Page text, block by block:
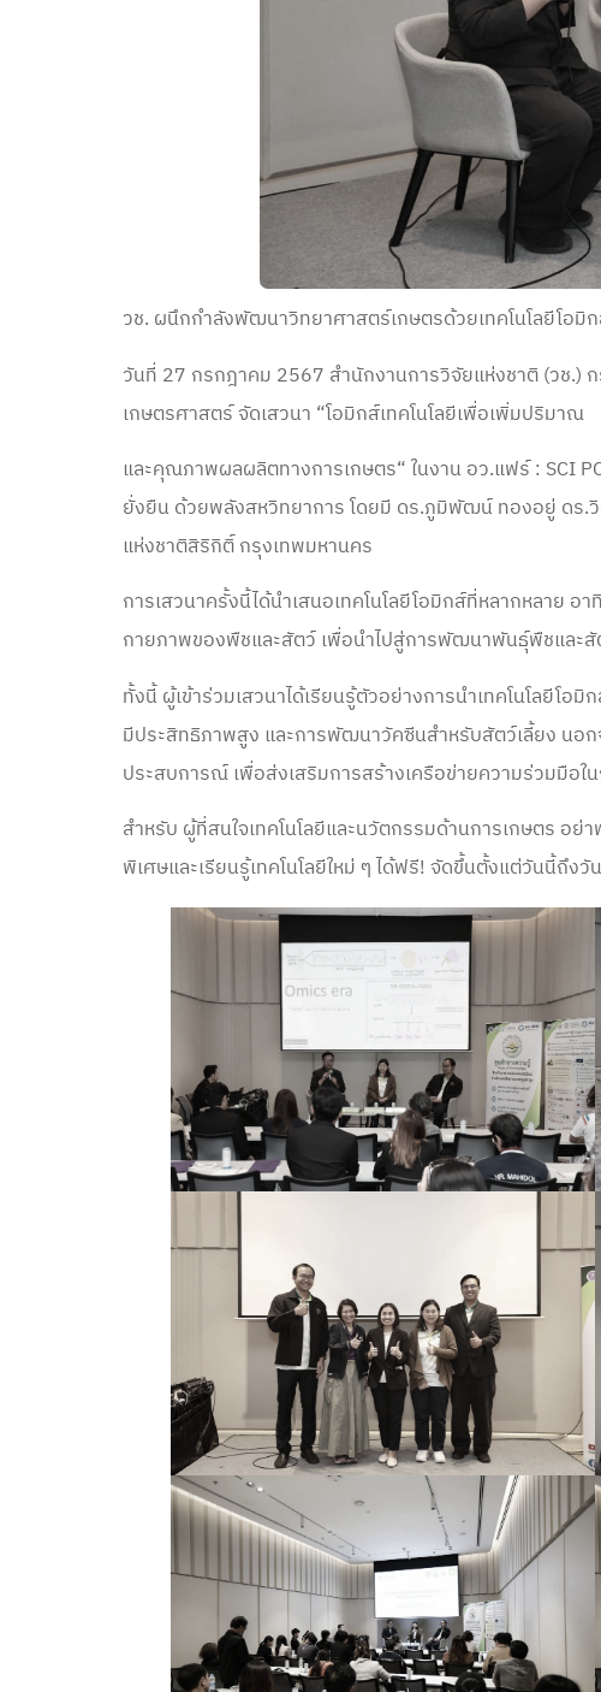
วช. ผนึกกำลังพัฒนาวิทยาศาสตร์เกษตรด้วยเทคโนโลยีโอมิ
วันที่ 27 กรกฎาคม 2567 สำนักงานการวิจัยแห่งชาติ (วช.)
เกษตรศาสตร์ จัดเสวนา “โอมิกส์เทคโนโลยีเพื่อเพิ่มปริมาณ
และคุณภาพผลผลิตทางการเกษตร“ ในงาน อว.แฟร์ : SCI
ยั่งยืน ด้วยพลังสหวิทยาการ โดยมี ดร.ภูมิพัฒน์ ทองอยู่ ดร.
แห่งชาติสิริกิติ์ กรุงเทพมหานคร
การเสวนาครั้งนี้ได้นำเสนอเทคโนโลยีโอมิกส์ที่หลากหลาย
กายภาพของพืชและสัตว์ เพื่อนำไปสู่การพัฒนาพันธุ์พืชและ
ทั้งนี้ ผู้เข้าร่วมเสวนาได้เรียนรู้ตัวอย่างการนำเทคโนโลยีโ
มีประสิทธิภาพสูง และการพัฒนาวัคซีนสำหรับสัตว์เลี้ยง นอก
ประสบการณ์ เพื่อส่งเสริมการสร้างเครือข่ายความร่วมมือ
สำหรับ ผู้ที่สนใจเทคโนโลยีและนวัตกรรมด้านการเกษตร อย่
พิเศษและเรียนรู้เทคโนโลยีใหม่ ๆ ได้ฟรี! จัดขึ้นตั้งแต่วันนี้